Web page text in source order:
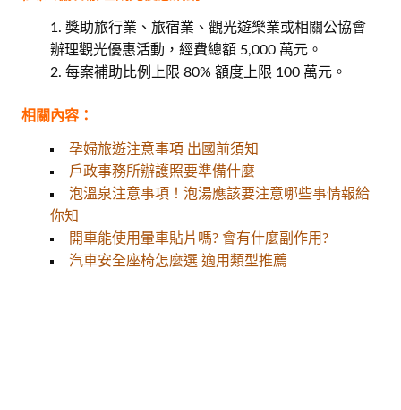
獎助旅行業、旅宿業、觀光遊樂業或相關公協會
辦理觀光優惠活動，經費總額 5,000 萬元。
每案補助比例上限 80% 額度上限 100 萬元。
相關內容：
孕婦旅遊注意事項 出國前須知
戶政事務所辦護照要準備什麼
泡溫泉注意事項！泡湯應該要注意哪些事情報給
你知
開車能使用暈車貼片嗎? 會有什麼副作用?
汽車安全座椅怎麼選 適用類型推薦